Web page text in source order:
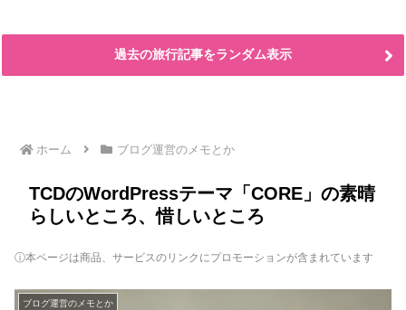
過去の旅行記事をランダム表示
ホーム ブログ運営のメモとか
TCDのWordPressテーマ「CORE」の素晴
らしいところ、惜しいところ
ⓘ本ページは商品、サービスのリンクにプロモーションが含まれています
ブログ運営のメモとか